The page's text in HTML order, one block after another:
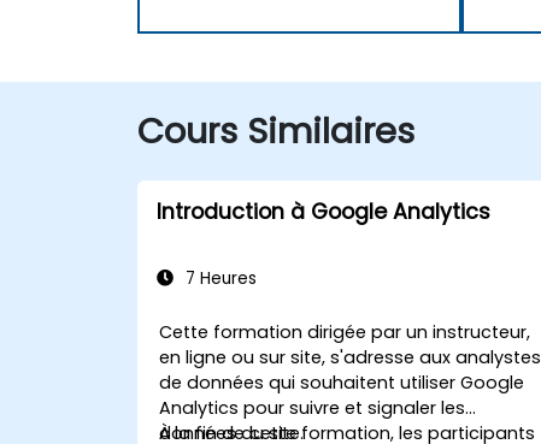
Cours Similaires
Introduction à Google Analytics
7 Heures
Cette formation dirigée par un instructeur,
en ligne ou sur site, s'adresse aux analystes
de données qui souhaitent utiliser Google
Analytics pour suivre et signaler les
données du site.
À la fin de cette formation, les participants